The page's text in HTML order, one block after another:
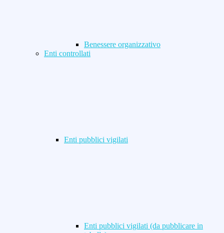
Benessere organizzativo
Enti controllati
Enti pubblici vigilati
Enti pubblici vigilati (da pubblicare in